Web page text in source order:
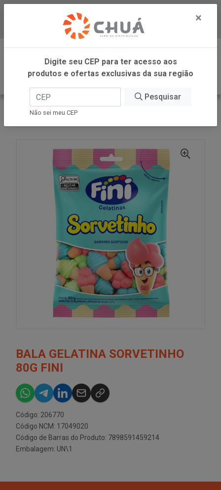
Baixe já nosso APP
0
INÍCIO
FINI
BALA GELATINA SORVETINHO
80G FINI
Código: 206770
Código NCM: 17049020
Código de Barras do Produto: 7898591459214
Embalagem: UN\1
×
Digite seu CEP para ter acesso aos
produtos e ofertas exclusivas da sua região
Pesquisar
Não sei meu CEP